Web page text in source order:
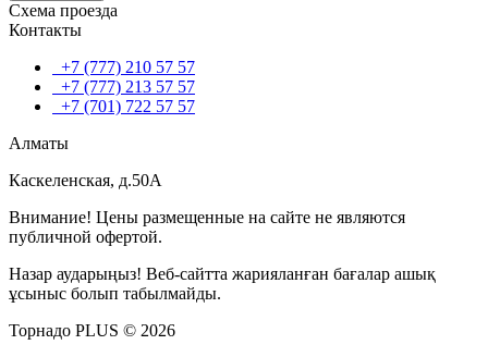
Схема проезда
Контакты
+7 (777) 210 57 57
+7 (777) 213 57 57
+7 (701) 722 57 57
Алматы
Каскеленская, д.50А
Внимание! Цены размещенные на сайте не являются
публичной офертой.
Назар аударыңыз! Веб-сайтта жарияланған бағалар ашық
ұсыныс болып табылмайды.
Торнадо PLUS © 2026